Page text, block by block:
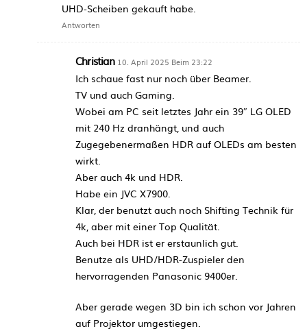
UHD-Scheiben gekauft habe.
Antworten
Christian 10. April 2025 Beim 23:22
Ich schaue fast nur noch über Beamer.
TV und auch Gaming.
Wobei am PC seit letztes Jahr ein 39″ LG OLED
mit 240 Hz dranhängt, und auch
Zugegebenermaßen HDR auf OLEDs am besten
wirkt.
Aber auch 4k und HDR.
Habe ein JVC X7900.
Klar, der benutzt auch noch Shifting Technik für
4k, aber mit einer Top Qualität.
Auch bei HDR ist er erstaunlich gut.
Benutze als UHD/HDR-Zuspieler den
hervorragenden Panasonic 9400er.
Aber gerade wegen 3D bin ich schon vor Jahren
auf Projektor umgestiegen.